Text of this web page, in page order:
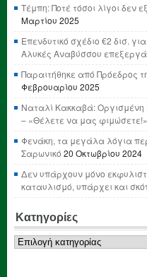
Τέμπη: Ποτέ τόσοι λίγοι δεν
Μαρτίου 2025
Επενδυτικό σχέδιο €2 δισ.
Αλυκές Αναβύσσου
Παραιτήθηκε από Πρόεδρος
Φεβρουαρίου 2025
Ναταλί Κακκαβά: Οργισμένη
– «Θέλετε να μας φιμώσετε!»
Φενάκη, τα μεγάλα λόγια
Σαρωνικό 20 Οκτωβρίου 2024
Δεν υπάρχουν μόνο
καταυλισμό, υπάρχει και
Κατηγορίες
Κατηγορίες